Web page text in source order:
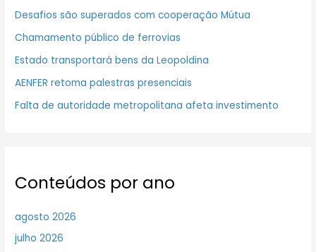
Desafios são superados com cooperação Mútua
Chamamento público de ferrovias
Estado transportará bens da Leopoldina
AENFER retoma palestras presenciais
Falta de autoridade metropolitana afeta investimento
Conteúdos por ano
agosto 2026
julho 2026